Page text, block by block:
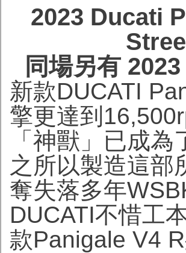
2023 Ducati
同場另有
新款DUCATI
擎更達到
「神獸」已成
之所以製造這部
奪失落多年
DUCATI不惜工
款Panigale V4